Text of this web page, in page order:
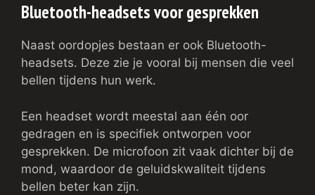
Bluetooth-headsets voor gesprekken
Naast oordopjes bestaan er ook Bluetooth-
headsets. Deze zie je vooral bij mensen die veel
bellen tijdens hun werk.
Een headset wordt meestal aan één oor
gedragen en is specifiek ontworpen voor
gesprekken. De microfoon zit vaak dichter bij de
mond, waardoor de geluidskwaliteit tijdens
bellen beter kan zijn.